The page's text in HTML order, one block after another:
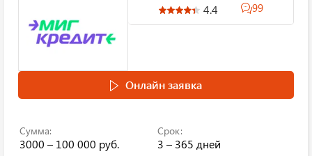
4.4 99
Онлайн заявка
Сумма:
3000 – 100 000 руб.
Срок:
3 – 365 дней